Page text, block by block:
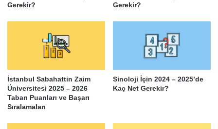
Gerekir?
Gerekir?
İstanbul Sabahattin Zaim
Üniversitesi 2025 – 2026
Taban Puanları ve Başarı
Sıralamaları
Sinoloji İçin 2024 – 2025’de
Kaç Net Gerekir?